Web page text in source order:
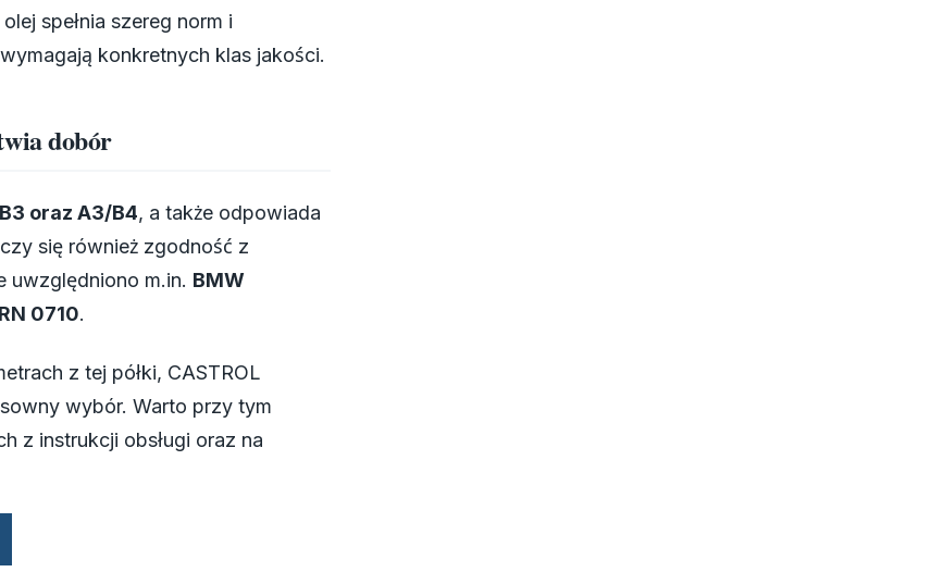
spełnia szereg norm i
konkretnych klas jakości.
dobór
oraz A3/B4, a także odpowiada
się również zgodność z
uwzględniono m.in. BMW
0710.
z tej półki, CASTROL
wybór. Warto przy tym
z instrukcji obsługi oraz na